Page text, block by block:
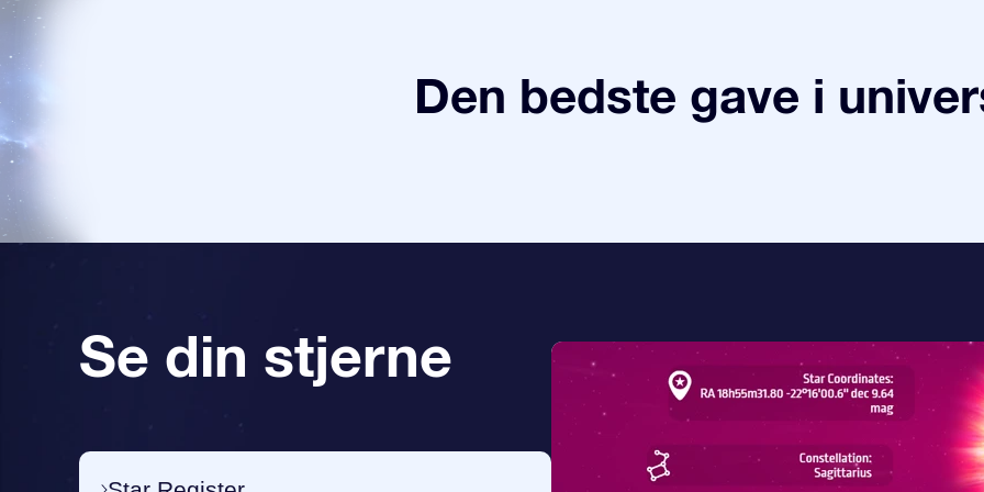
Den bedste gave i
Se din stjerne